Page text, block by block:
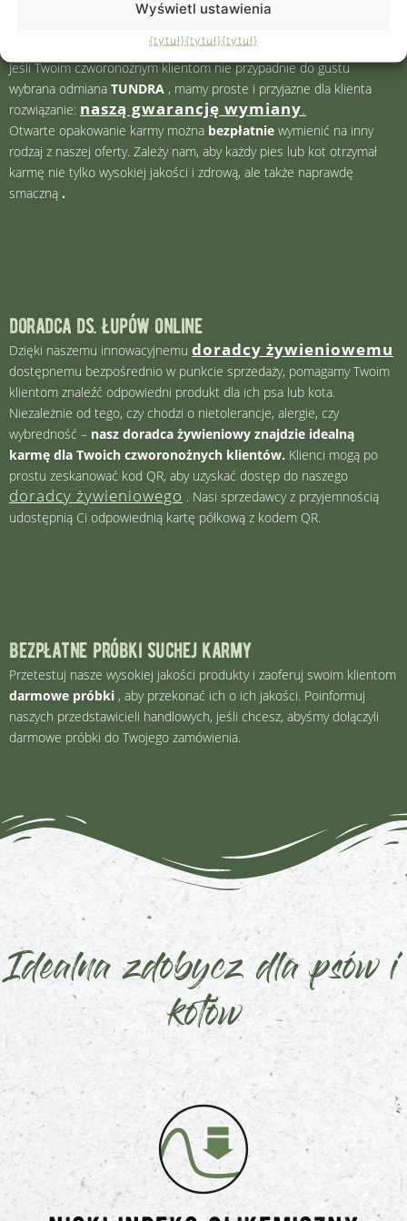
Wyświetl ustawienia
{tytuł}{tytuł}{tytuł}
ekskluzywnemu programowi lojalnościowemu.
karmy. Wspólnie pomożemy Ci zdobyć długotrwałą lojalność klientów.
Jeśli Twoim czworonożnym klientom nie przypadnie do gustu
wybrana odmiana TUNDRA , mamy proste i przyjazne dla klienta
rozwiązanie: naszą gwarancję wymiany.
Otwarte opakowanie karmy można bezpłatnie wymienić na inny
rodzaj z naszej oferty. Zależy nam, aby każdy pies lub kot otrzymał
karmę nie tylko wysokiej jakości i zdrową, ale także naprawdę
smaczną .
doradca ds. łupów online
Dzięki naszemu innowacyjnemu doradcy żywieniowemu
dostępnemu bezpośrednio w punkcie sprzedaży, pomagamy Twoim
klientom znaleźć odpowiedni produkt dla ich psa lub kota.
Niezależnie od tego, czy chodzi o nietolerancje, alergie, czy
wybredność – nasz doradca żywieniowy znajdzie idealną
karmę dla Twoich czworonożnych klientów. Klienci mogą po
prostu zeskanować kod QR, aby uzyskać dostęp do naszego
doradcy żywieniowego . Nasi sprzedawcy z przyjemnością
udostępnią Ci odpowiednią kartę półkową z kodem QR.
bezpłatne próbki suchej karmy
Przetestuj nasze wysokiej jakości produkty i zaoferuj swoim klientom
darmowe próbki , aby przekonać ich o ich jakości. Poinformuj
naszych przedstawicieli handlowych, jeśli chcesz, abyśmy dołączyli
darmowe próbki do Twojego zamówienia.
Idealna zdobycz dla psów i
kotów